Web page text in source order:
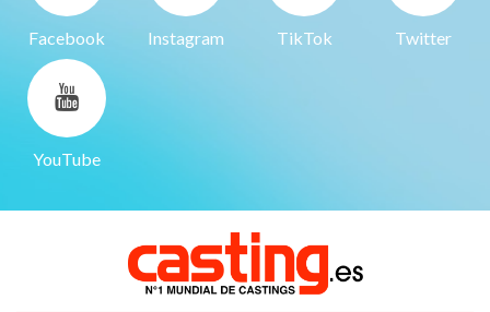
Facebook Instagram TikTok Twitter
YouTube